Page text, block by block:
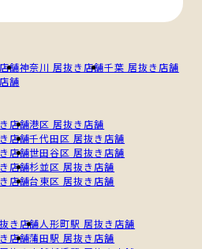
舗神奈川 居抜き店舗千葉 居抜き店舗
舗
店舗港区 居抜き店舗
店舗千代田区 居抜き店舗
店舗世田谷区 居抜き店舗
店舗杉並区 居抜き店舗
店舗台東区 居抜き店舗
き店舗人形町駅 居抜き店舗
店舗蒲田駅 居抜き店舗